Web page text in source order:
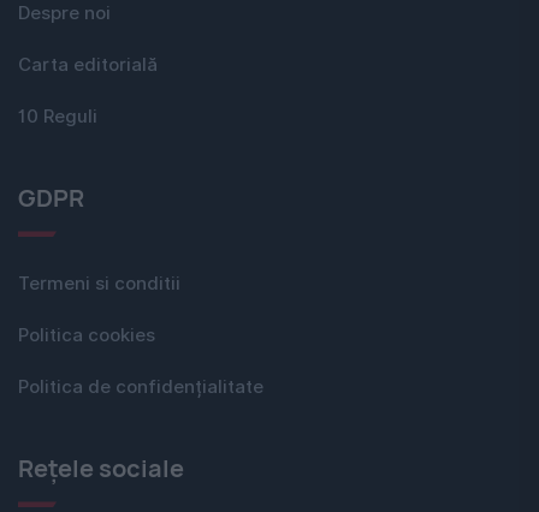
Despre noi
Carta editorială
10 Reguli
GDPR
Termeni si conditii
Politica cookies
Politica de confidențialitate
Rețele sociale